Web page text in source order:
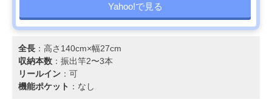
Yahoo!で見る
全長 ：高さ140cm×幅27cm
収納本数 ：振出竿2〜3本
リールイン ：可
機能ポケット ：なし